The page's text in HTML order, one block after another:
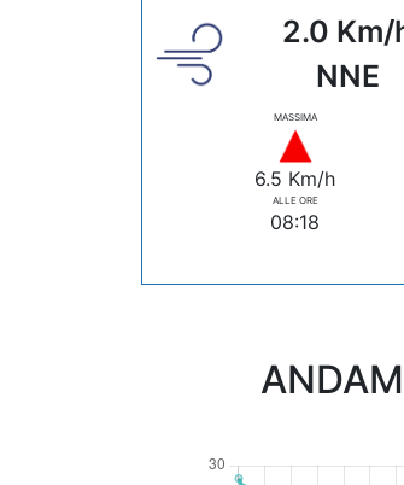
2.0 Km/
NNE
MASSIMA
6.5 Km/h
ALLE ORE
08:18